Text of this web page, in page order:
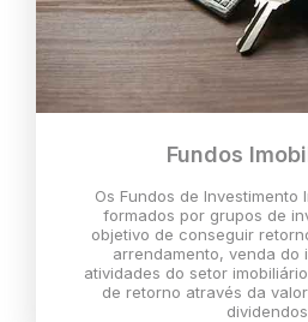
Fundos
Os Fundos de Investimento
formados por grupos de
objetivo de conseguir
arrendamento, venda do
atividades do setor
de retorno através da